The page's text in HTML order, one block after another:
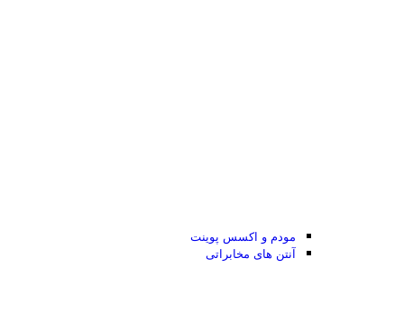
مودم و اکسس پوینت
آنتن های مخابراتی